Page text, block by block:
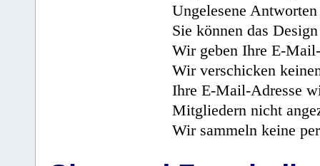
Ungelesene
Sie können das
Wir geben Ihre E-
Wir verschicken
Ihre E-Mail-Adresse
Mitgliedern nicht
Wir sammeln keine